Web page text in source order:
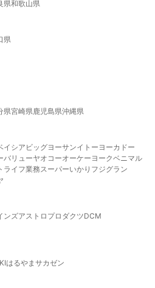
県和歌山県
県
県宮崎県鹿児島県沖縄県
イシア ビッグヨーサンイトーヨーカドー
バリューヤオコーオーケー ヨークベニマル
ライフ業務スーパーいかり フジグラン
ンズアストロプロダクツDCM
はるやま サカゼン